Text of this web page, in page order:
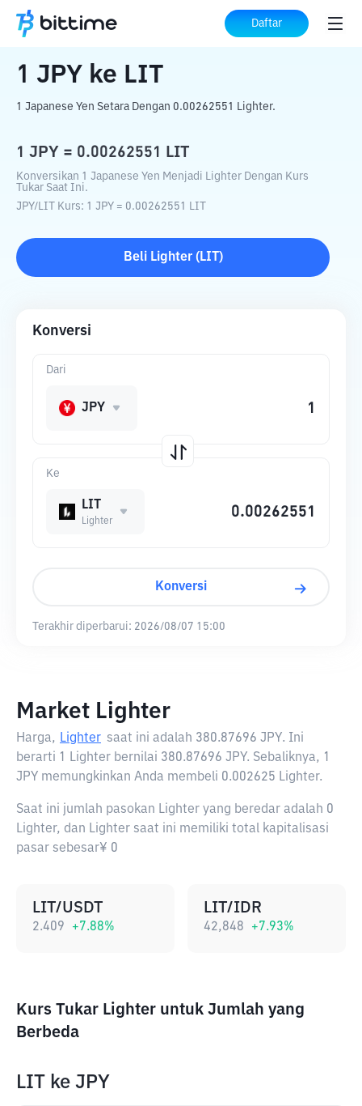
Daftar
Beranda Konverter Kripto ke LIT
1 JPY ke LIT
1 Japanese Yen Setara Dengan 0.00262551 Lighter.
1 JPY = 0.00262551 LIT
Konversikan 1 Japanese Yen Menjadi Lighter Dengan Kurs
Tukar Saat Ini.
JPY/LIT Kurs: 1 JPY = 0.00262551 LIT
Beli Lighter( LIT )
Konversi
Ke
LIT
Lighter
Dari
JPY
Konversi
Terakhir diperbarui: 2026/08/07 15:00
Market Lighter
Harga, Lighter saat ini adalah 380.87696 JPY. Ini
berarti 1 Lighter bernilai 380.87696 JPY. Sebaliknya, 1
JPY memungkinkan Anda membeli 0.002625 Lighter.
Saat ini jumlah pasokan Lighter yang beredar adalah 0
Lighter, dan Lighter saat ini memiliki total kapitalisasi
pasar sebesar¥ 0
LIT/USDT
2.409 +7.88%
LIT/IDR
42,848 +7.93%
Kurs Tukar Lighter untuk Jumlah yang
Berbeda
LIT ke JPY